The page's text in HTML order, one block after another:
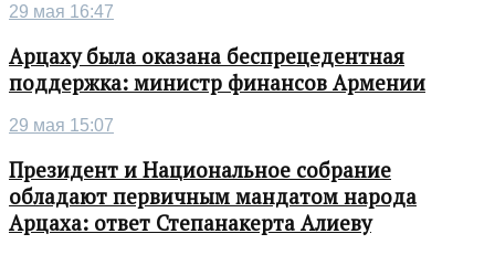
29 мая 16:47
Арцаху была оказана беспрецедентная
поддержка: министр финансов Армении
29 мая 15:07
Президент и Национальное собрание
обладают первичным мандатом народа
Арцаха: ответ Степанакерта Алиеву